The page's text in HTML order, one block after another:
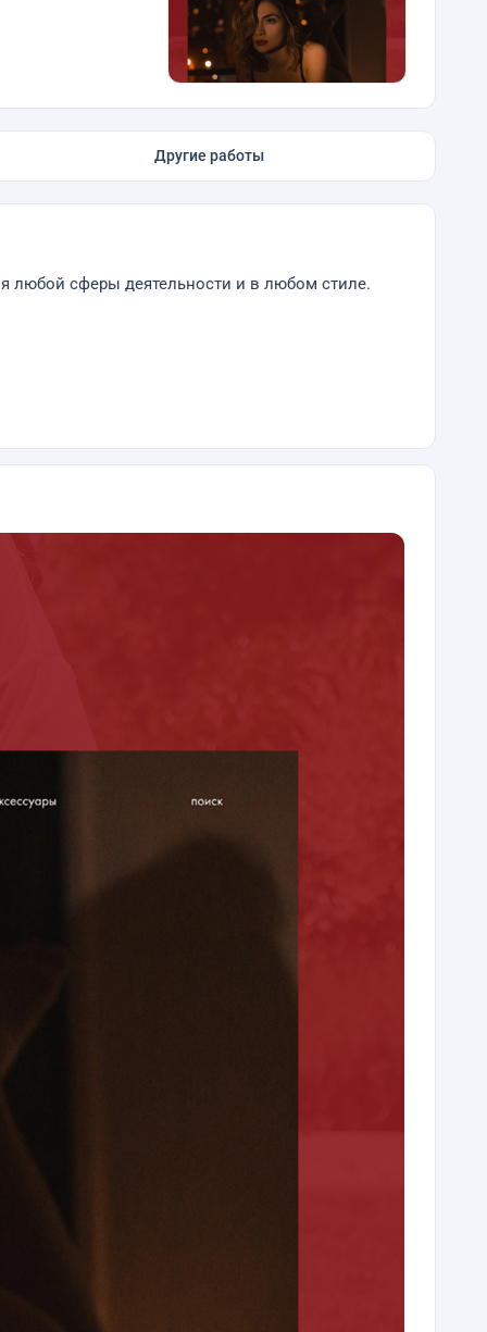
Другие работы
любой сферы деятельности и в любом стиле.